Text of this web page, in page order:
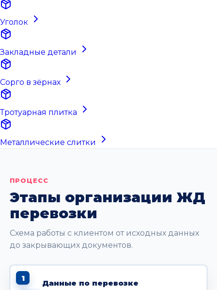
Уголок
Закладные детали
Сорго в зёрнах
Тротуарная плитка
Металлические слитки
ПРОЦЕСС
Этапы организации ЖД
перевозки
Схема работы с клиентом от исходных данных
до закрывающих документов.
1
Данные по перевозке